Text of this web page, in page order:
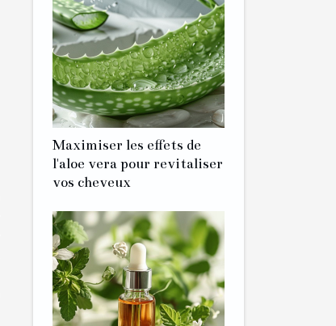
Maximiser les effets de
l'aloe vera pour revitaliser
vos cheveux